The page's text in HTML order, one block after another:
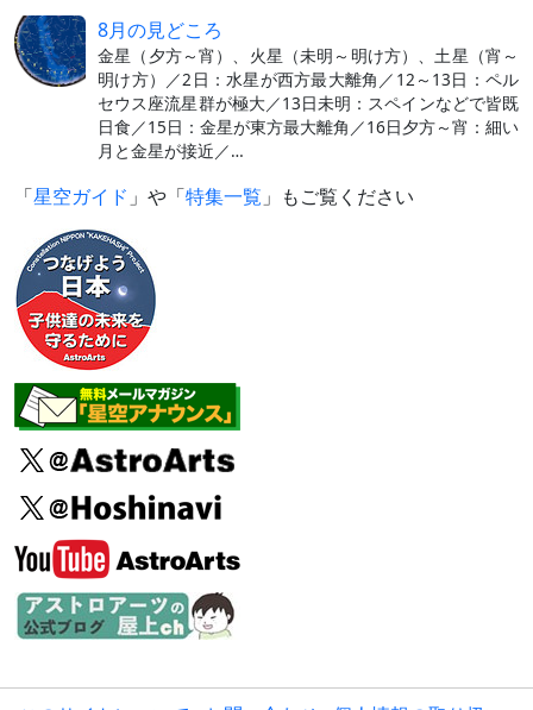
8月の見どころ
金星（夕方～宵）、火星（未明～明け方）、土星（宵～
明け方）／2日：水星が西方最大離角／12～13日：ペル
セウス座流星群が極大／13日未明：スペインなどで皆既
日食／15日：金星が東方最大離角／16日夕方～宵：細い
月と金星が接近／…
「星空ガイド 」や「特集一覧 」もご覧ください